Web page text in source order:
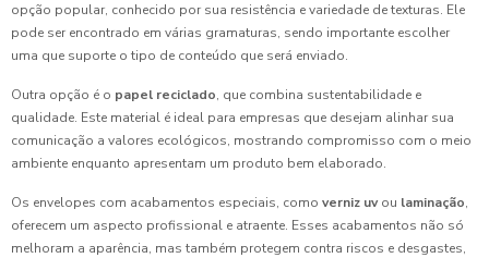
opção popular, conhecido por sua resistência e variedade de texturas. Ele
pode ser encontrado em várias gramaturas, sendo importante escolher
uma que suporte o tipo de conteúdo que será enviado.
Outra opção é o papel reciclado, que combina sustentabilidade e
qualidade. Este material é ideal para empresas que desejam alinhar sua
comunicação a valores ecológicos, mostrando compromisso com o meio
ambiente enquanto apresentam um produto bem elaborado.
Os envelopes com acabamentos especiais, como verniz uvou laminação,
oferecem um aspecto profissional e atraente. Esses acabamentos não só
melhoram a aparência, mas também protegem contra riscos e desgastes,